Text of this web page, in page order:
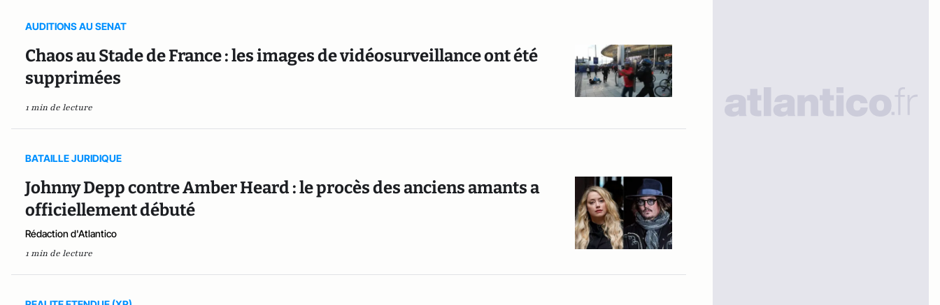
AUDITIONS AU SENAT
Chaos au Stade de France : les images de vidéosurveillance ont été
supprimées
1 min de lecture
BATAILLE JURIDIQUE
Johnny Depp contre Amber Heard : le procès des anciens amants a
officiellement débuté
Rédaction d'Atlantico
1 min de lecture